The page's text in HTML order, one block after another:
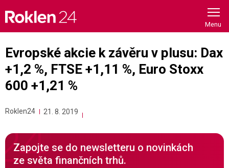
content
Evropské akcie k závěru v plusu: Dax
+1,2 %, FTSE +1,11 %, Euro Stoxx
600 +1,21 %
Roklen24 21. 8. 2019
Zapojte se do newsletteru o novinkách
ze světa finančních trhů.